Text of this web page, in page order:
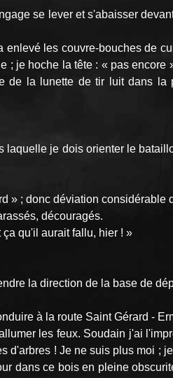
se lever et s'abaisser
les couvre-bouches de
je hoche la tête : « pas encore
la lunette de tir luit dans la
je dois orienter le
» ; donc déviation considérable
découragés.
qu'il aurait fallu, hier ! »
la direction de la base de
à la route Saint Gérard -
les feux. Soudain j'ai
d'arbres ! Je ne suis plus moi ;
dans ce bois en pleine